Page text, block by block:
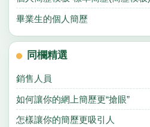
畢業生的個人簡歷
同欄精選
銷售人員
如何讓你的網上簡歷更“搶眼”
怎樣讓你的簡歷更吸引人